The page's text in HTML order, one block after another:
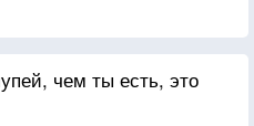
чем ты есть, это